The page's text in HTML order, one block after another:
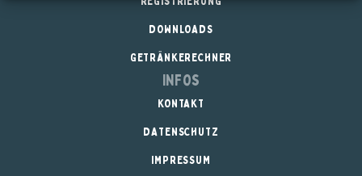
DOWNLOADS
GETRÄNKERECHNER
Infos
KONTAKT
DATENSCHUTZ
IMPRESSUM